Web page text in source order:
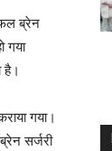
ब्रेन
गया
है।
गया।
सर्जरी